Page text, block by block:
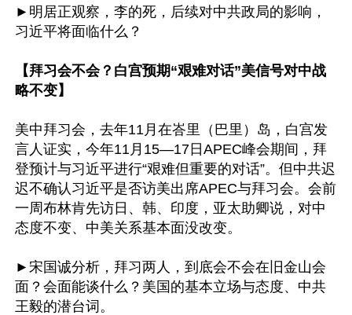
►明居正观察，李的死，后续对中共政局的影响，
习近平将面临什么？
【拜习会不会？白宫预期“艰难对话”美信号对中战
略不变】
美中拜习会，去年11月在峇里（巴里）岛，白宫发
言人证实，今年11月15—17日APEC峰会期间，拜
登预计与习近平进行“艰难但重要的对话”。但中共迟
迟不确认习近平是否访美出席APEC与拜习会。会前
一周布林肯先访日、韩、印度，亚太助卿说，对中
态度不变、中美关系基本面没改变。
►宋国诚分析，拜习两人，到底会不会在旧金山会
面？会面能谈什么？美国的基本立场与态度、中共
王毅的潜台词。